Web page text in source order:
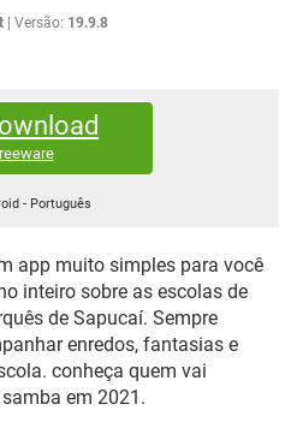
GMAIL
WHATSAPP
EXCEL
GMAIL
FACEBOOK
EXCEL
GMAIL
WHATSAPP
GMAIL
Versão: 19.9.8
- Português
app muito simples para você
inteiro sobre as escolas de
de Sapucaí. Sempre
enredos, fantasias e
conheça quem vai
em 2021.